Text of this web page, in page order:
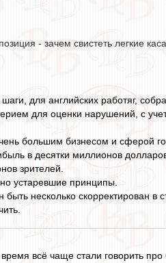
- зачем свистеть легкие
для английских работяг,
для оценки нарушений, с
большим бизнесом и сферой
в десятки миллионов
зрителей.
устаревшие принципы.
несколько скорректирован в
всё чаще стали говорить